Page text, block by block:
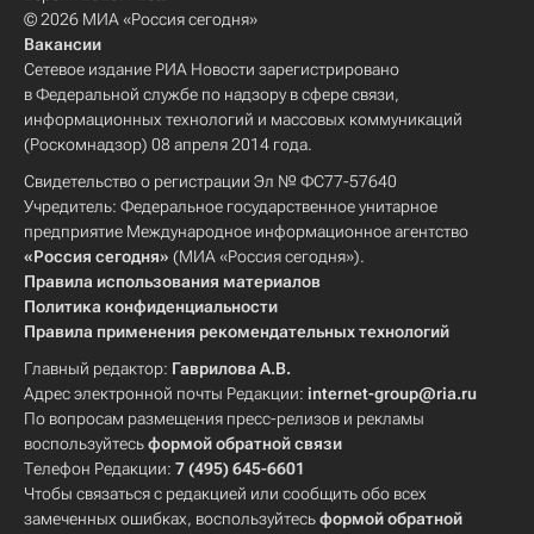
© 2026 МИА «Россия сегодня»
Вакансии
Сетевое издание РИА Новости зарегистрировано
в Федеральной службе по надзору в сфере связи,
информационных технологий и массовых коммуникаций
(Роскомнадзор) 08 апреля 2014 года.
Свидетельство о регистрации Эл № ФС77-57640
Учредитель: Федеральное государственное унитарное
предприятие Международное информационное агентство
«Россия сегодня» (МИА «Россия сегодня»).
Правила использования материалов
Политика конфиденциальности
Правила применения рекомендательных технологий
Главный редактор: Гаврилова А.В.
Адрес электронной почты Редакции: internet-group@ria.ru
По вопросам размещения пресс-релизов и рекламы
воспользуйтесьформой обратной связи
Телефон Редакции: 7 (495) 645-6601
Чтобы связаться с редакцией или сообщить обо всех
замеченных ошибках, воспользуйтесьформой обратной